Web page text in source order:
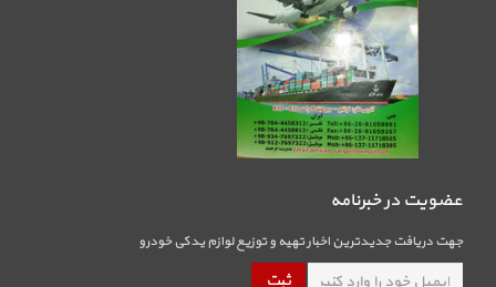
عضویت در خبرنامه
جهت دریافت جدیدترین اخبار تهیه و توزیع لوازم یدکی خودرو